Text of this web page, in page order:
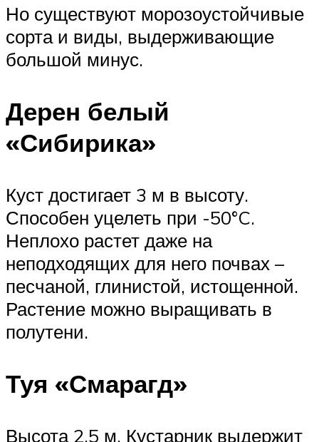
Но существуют морозоустойчивые
сорта и виды, выдерживающие
большой минус.
Дерен белый
«Сибирика»
Куст достигает 3 м в высоту.
Способен уцелеть при -50°C.
Неплохо растет даже на
неподходящих для него почвах –
песчаной, глинистой, истощенной.
Растение можно выращивать в
полутени.
Туя «Смарагд»
Высота 2,5 м. Кустарник выдержит